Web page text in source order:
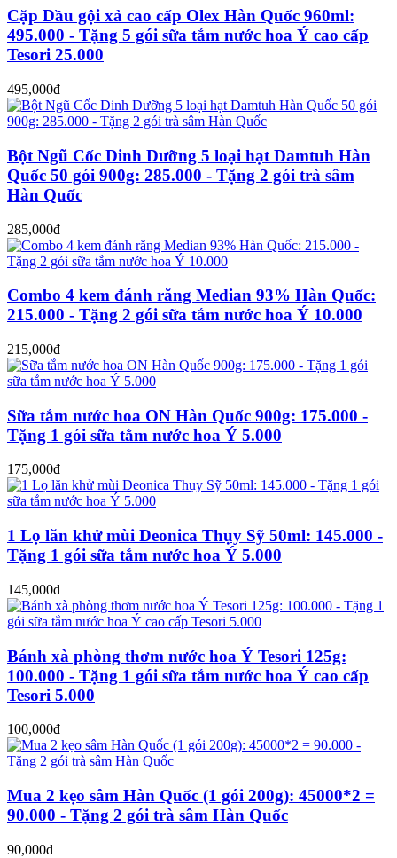
Cặp Dầu gội xả cao cấp Olex Hàn Quốc 960ml:
495.000 - Tặng 5 gói sữa tắm nước hoa Ý cao cấp
Tesori 25.000
495,000đ
Bột Ngũ Cốc Dinh Dưỡng 5 loại hạt Damtuh Hàn
Quốc 50 gói 900g: 285.000 - Tặng 2 gói trà sâm
Hàn Quốc
285,000đ
Combo 4 kem đánh răng Median 93% Hàn Quốc:
215.000 - Tặng 2 gói sữa tắm nước hoa Ý 10.000
215,000đ
Sữa tắm nước hoa ON Hàn Quốc 900g: 175.000 -
Tặng 1 gói sữa tắm nước hoa Ý 5.000
175,000đ
1 Lọ lăn khử mùi Deonica Thụy Sỹ 50ml: 145.000 -
Tặng 1 gói sữa tắm nước hoa Ý 5.000
145,000đ
Bánh xà phòng thơm nước hoa Ý Tesori 125g:
100.000 - Tặng 1 gói sữa tắm nước hoa Ý cao cấp
Tesori 5.000
100,000đ
Mua 2 kẹo sâm Hàn Quốc (1 gói 200g): 45000*2 =
90.000 - Tặng 2 gói trà sâm Hàn Quốc
90,000đ